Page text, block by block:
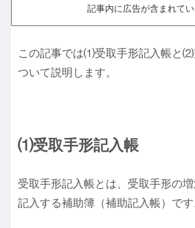
記事内に広告が含まれてい
この記事では⑴受取手形記入帳と⑵
ついて説明します。
⑴受取手形記入帳
受取手形記入帳とは、受取手形の
記入する補助簿（補助記入帳）です